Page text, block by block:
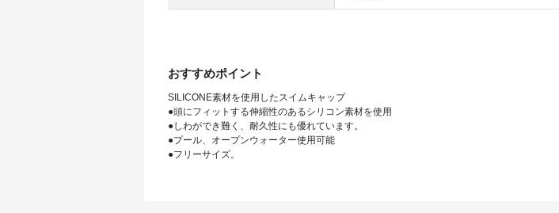
おすすめポイント
SILICONE素材を使用したスイムキャップ
●頭にフィットする伸縮性のあるシリコン素材を使用
●しわができ難く、耐久性にも優れています。
●プール、オープンウォーター使用可能
●フリーサイズ。